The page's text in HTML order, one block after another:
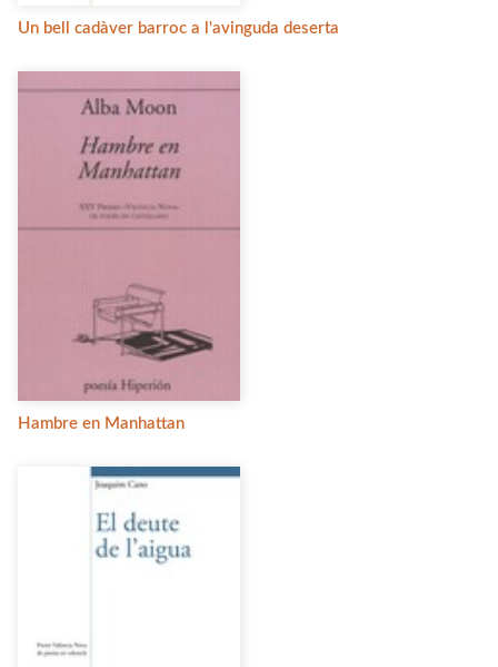
Un bell cadàver barroc a l'avinguda deserta
Hambre en Manhattan